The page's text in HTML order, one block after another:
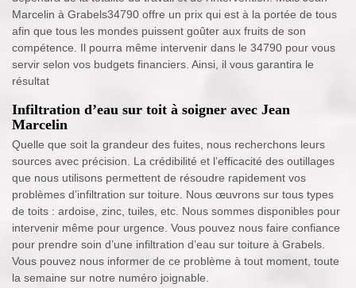
Marcelin à Grabels34790 offre un prix qui est à la portée de tous
afin que tous les mondes puissent goûter aux fruits de son
compétence. Il pourra même intervenir dans le 34790 pour vous
servir selon vos budgets financiers. Ainsi, il vous garantira le
résultat
Infiltration d’eau sur toit à soigner avec Jean
Marcelin
Quelle que soit la grandeur des fuites, nous recherchons leurs
sources avec précision. La crédibilité et l’efficacité des outillages
que nous utilisons permettent de résoudre rapidement vos
problèmes d’infiltration sur toiture. Nous œuvrons sur tous types
de toits : ardoise, zinc, tuiles, etc. Nous sommes disponibles pour
intervenir même pour urgence. Vous pouvez nous faire confiance
pour prendre soin d’une infiltration d’eau sur toiture à Grabels.
Vous pouvez nous informer de ce problème à tout moment, toute
la semaine sur notre numéro joignable.